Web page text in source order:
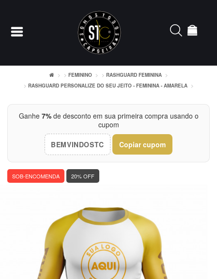
Cadastrar
ACESSÓRIOS
CAMISETERIA
FEMININO
RASHGUARD FEMININA
RASHGUARD PERSONALIZE DO SEU JEITO - FEMININA - AMARELA
Ganhe 7%de desconto em sua primeira compra usando o
cupom
BEMVINDOSTC Copiar cupom
SOB-ENCOMENDA 20% OFF